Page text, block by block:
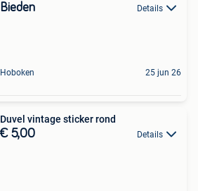
Bieden Details
Hoboken 25 jun 26
Duvel vintage sticker rond
€ 5,00 Details